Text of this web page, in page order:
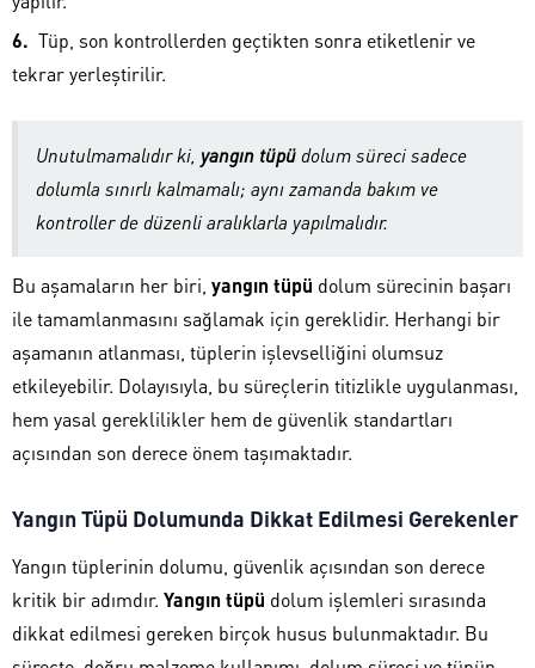
Tüp, son kontrollerden geçtikten sonra etiketlenir ve
tekrar yerleştirilir.
Unutulmamalıdır ki, yangın tüpüdolum süreci sadece
dolumla sınırlı kalmamalı; aynı zamanda bakım ve
kontroller de düzenli aralıklarla yapılmalıdır.
Bu aşamaların her biri, yangın tüpü dolum sürecinin başarı
ile tamamlanmasını sağlamak için gereklidir. Herhangi bir
aşamanın atlanması, tüplerin işlevselliğini olumsuz
etkileyebilir. Dolayısıyla, bu süreçlerin titizlikle uygulanması,
hem yasal gereklilikler hem de güvenlik standartları
açısından son derece önem taşımaktadır.
Yangın Tüpü Dolumunda Dikkat Edilmesi Gerekenler
Yangın tüplerinin dolumu, güvenlik açısından son derece
kritik bir adımdır. Yangın tüpü dolum işlemleri sırasında
dikkat edilmesi gereken birçok husus bulunmaktadır. Bu